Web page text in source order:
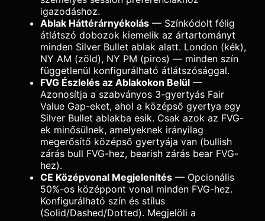
igazodáshoz.
Ablak Háttérárnyékolás — Színkódolt félig
átlátszó dobozok kiemelik az ártartományt
minden Silver Bullet ablak alatt. London (kék),
NY AM (zöld), NY PM (piros) — minden szín
függetlenül konfigurálható átlátszósággal.
FVG Észlelés az Ablakokon Belül —
Azonosítja a szabványos 3-gyertyás Fair
Value Gap-eket, ahol a középső gyertya egy
Silver Bullet ablakba esik. Csak azok az FVG-
ek minősülnek, amelyeknek irányilag
megerősítő középső gyertyája van (bullish
zárás bull FVG-hez, bearish zárás bear FVG-
hez).
CE Középvonal Megjelenítés — Opcionális
50%-os középpont vonal minden FVG-hez.
Konfigurálható szín és stílus
(Solid/Dashed/Dotted). Megjelöli a